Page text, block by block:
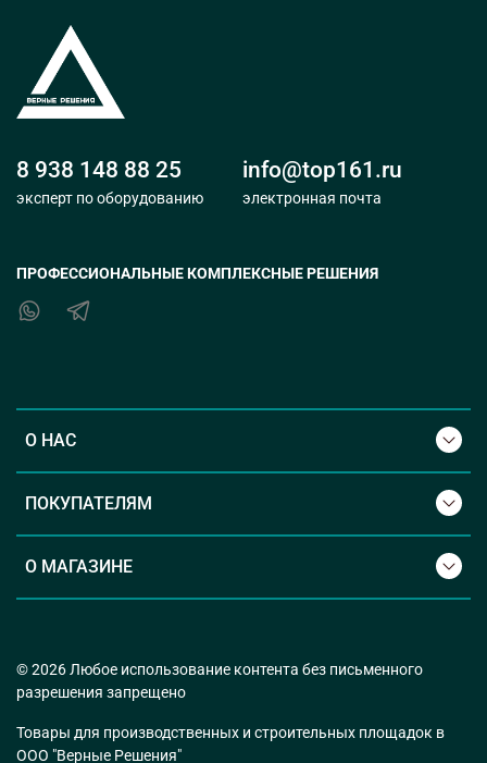
О НАС
ПОКУПАТЕЛЯМ
О МАГАЗИНЕ
8 938 148 88 25
эксперт по оборудованию
info@top161.ru
электронная почта
ПРОФЕССИОНАЛЬНЫЕ КОМПЛЕКСНЫЕ РЕШЕНИЯ
© 2026 Любое использование контента без письменного
разрешения запрещено
Товары для производственных и строительных площадок в
ООО "Верные Решения"